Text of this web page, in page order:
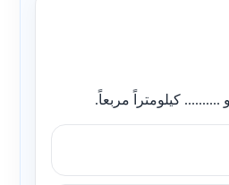
.......... كيلومتراً مربعاً.